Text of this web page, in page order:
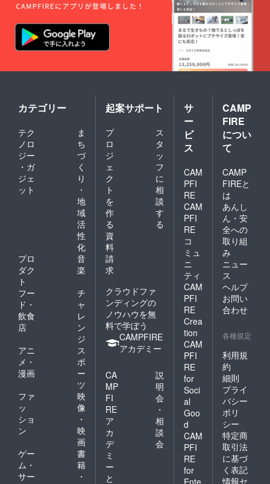
舞台と
なった
町・黒
島を訪
の風景
や空気
を感じ
だけた
ら──。
ゲスト
ハウス
黒島様
の活動
を応援
ら、震
災を経
た今の
を“そっ
と歩い
てみ
る”。 そ
んな時
間が、
きっと
心に何
かを届
けてく
れるは
本プラ
絵本
『門前
のパン
ダちゃ
ん』の
舞台で
ある黒
島を実
際に訪
れてい
ただく
きっか
けとな
り、被
カテゴリー
テク
ノロ
ジー
・ガ
ジェ
ット
ま
ち
づ
く
り
・
地
域
活
性
化
プロ
ダク
ト
音
楽
フー
ド・
飲食
店
チ
ャ
レ
ン
ジ
アニ
メ・
漫画
ス
ポ
ー
ツ
ファ
ッ
ショ
ン
映
像
・
映
画
ゲー
ム・
サー
書
籍
・
起案サポート
プ
ロ
ジ
ェ
ク
ト
を
作
る
ス
タ
ッ
フ
に
相
談
す
る
資
料
請
求
クラウドファ
ンディングの
ノウハウを無
料で学ぼう
CAMPFIRE
アカデミー
CA
MP
FI
RE
ア
カ
デ
ミ
ー
と
説
明
会
・
相
談
会
サ
ー
ビ
ス
CAM
PFI
RE
CAM
PFI
RE
コ
ミュ
ニ
ティ
CAM
PFI
RE
Crea
tion
CAM
PFI
RE
for
Soci
al
Goo
d
CAM
PFI
RE
for
Ente
CAMP
FIRE
につい
て
CAMP
FIREと
は
あんし
ん・安
全への
取り組
み
ニュー
ス
ヘルプ
お問い
合わせ
各種規定
利用規
約
細則
プライ
バシー
ポリ
シー
特定商
取引法
に基づ
く表記
情報セ